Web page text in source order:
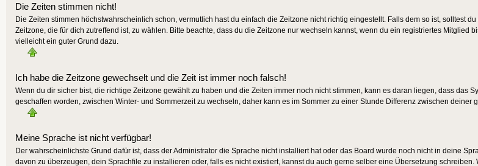
Die Zeiten stimmen nicht!
Die Zeiten stimmen höchstwahrscheinlich schon, vermutlich hast du einfach die Zeitzone nicht richtig eingestellt. Falls dem so ist, solltest
Zeitzone, die für dich zutreffend ist, zu wählen. Bitte beachte, dass du die Zeitzone nur wechseln kannst, wenn du ein registriertes Mitglied
vielleicht ein guter Grund dazu.
Ich habe die Zeitzone gewechselt und die Zeit ist immer noch falsch!
Wenn du dir sicher bist, die richtige Zeitzone gewählt zu haben und die Zeiten immer noch nicht stimmen, kann es daran liegen, dass das
geschaffen worden, zwischen Winter- und Sommerzeit zu wechseln, daher kann es im Sommer zu einer Stunde Differenz zwischen deiner
Meine Sprache ist nicht verfügbar!
Der wahrscheinlichste Grund dafür ist, dass der Administrator die Sprache nicht installiert hat oder das Board wurde noch nicht in deine
davon zu überzeugen, dein Sprachfile zu installieren oder, falls es nicht existiert, kannst du auch gerne selber eine Übersetzung